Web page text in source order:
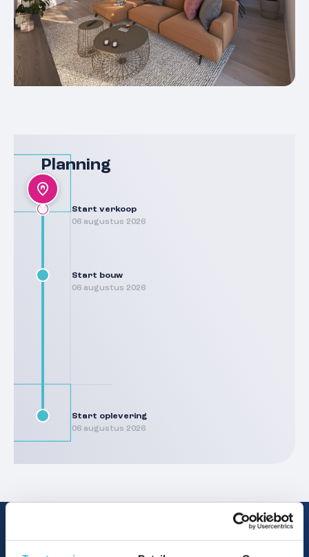
Planning
Start verkoop
06 augustus 2026
Start bouw
06 augustus 2026
Start oplevering
06 augustus 2026
Hier kom